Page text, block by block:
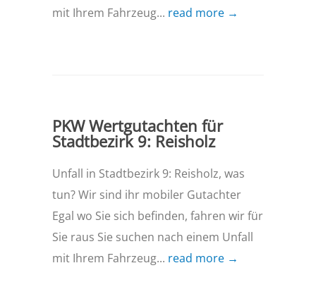
mit Ihrem Fahrzeug... read more →
PKW Wertgutachten für
Stadtbezirk 9: Reisholz
Unfall in Stadtbezirk 9: Reisholz, was
tun? Wir sind ihr mobiler Gutachter
Egal wo Sie sich befinden, fahren wir für
Sie raus Sie suchen nach einem Unfall
mit Ihrem Fahrzeug... read more →